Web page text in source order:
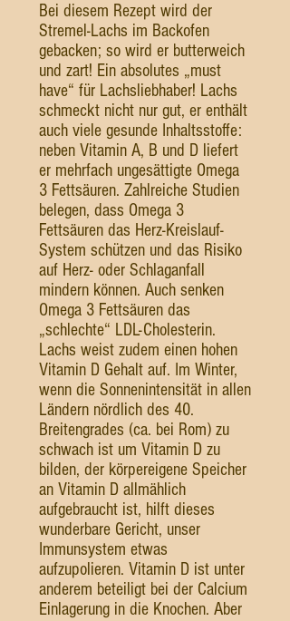
Bei diesem Rezept wird der
Stremel-Lachs im Backofen
gebacken; so wird er butterweich
und zart! Ein absolutes „must
have“ für Lachsliebhaber! Lachs
schmeckt nicht nur gut, er enthält
auch viele gesunde Inhaltsstoffe:
neben Vitamin A, B und D liefert
er mehrfach ungesättigte Omega
3 Fettsäuren. Zahlreiche Studien
belegen, dass Omega 3
Fettsäuren das Herz-Kreislauf-
System schützen und das Risiko
auf Herz- oder Schlaganfall
mindern können. Auch senken
Omega 3 Fettsäuren das
„schlechte“ LDL-Cholesterin.
Lachs weist zudem einen hohen
Vitamin D Gehalt auf. Im Winter,
wenn die Sonnenintensität in allen
Ländern nördlich des 40.
Breitengrades (ca. bei Rom) zu
schwach ist um Vitamin D zu
bilden, der körpereigene Speicher
an Vitamin D allmählich
aufgebraucht ist, hilft dieses
wunderbare Gericht, unser
Immunsystem etwas
aufzupolieren. Vitamin D ist unter
anderem beteiligt bei der Calcium
Einlagerung in die Knochen. Aber